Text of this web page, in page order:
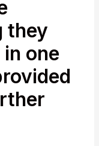
they
one